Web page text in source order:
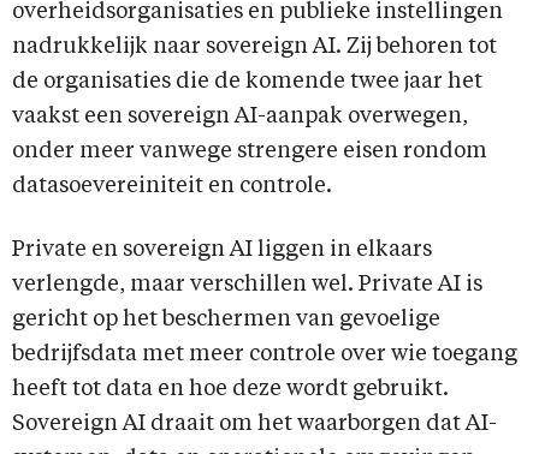
overheidsorganisaties en publieke instellingen
nadrukkelijk naar sovereign AI. Zij behoren tot
de organisaties die de komende twee jaar het
vaakst een sovereign AI-aanpak overwegen,
onder meer vanwege strengere eisen rondom
datasoevereiniteit en controle.
Private en sovereign AI liggen in elkaars
verlengde, maar verschillen wel. Private AI is
gericht op het beschermen van gevoelige
bedrijfsdata met meer controle over wie toegang
heeft tot data en hoe deze wordt gebruikt.
Sovereign AI draait om het waarborgen dat AI-